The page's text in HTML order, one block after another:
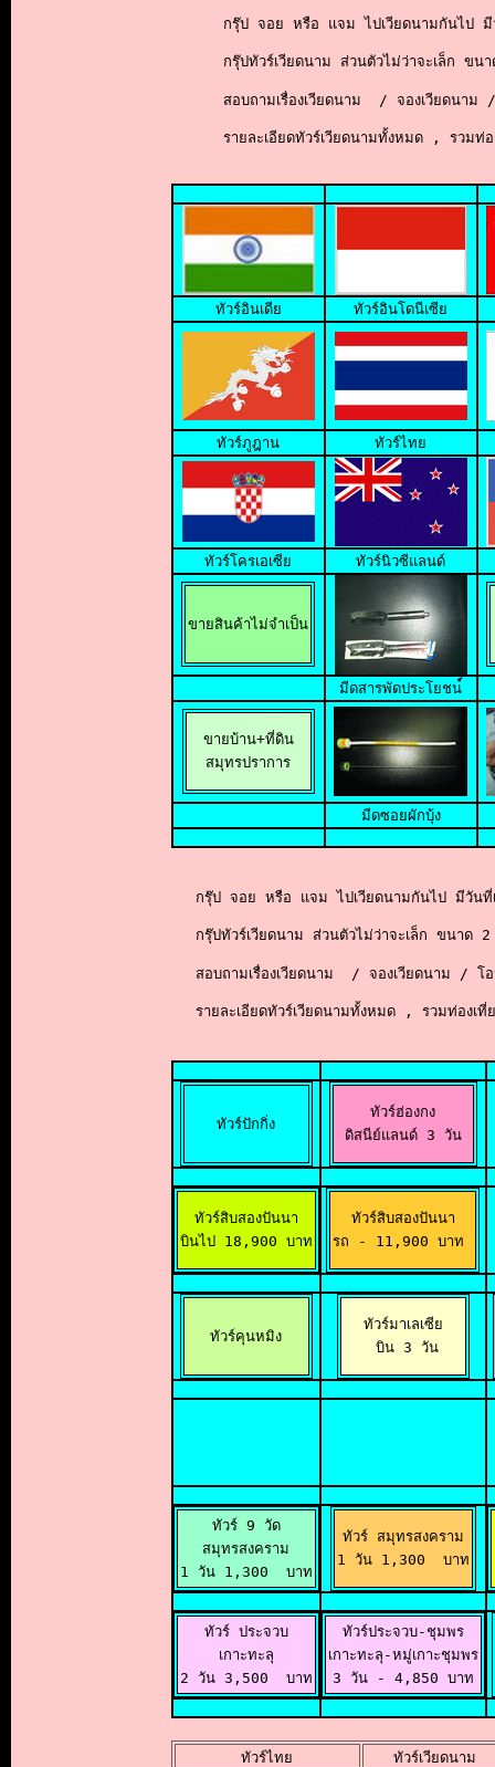
กรุ๊ป จอย หรือ แจม ไปเวียดนามกัน
กรุ๊ปทัวร์เวียดนาม ส่วนตัวไม่ว่าจะเล็ก ขนา
สอบถามเรื่องเวียดนาม  / จองเวียดนาม
รายละเอียดทัวร์เวียดนามทั้งหมด , รวม
ทัวร์อินเดีย ทัวร์อินโดนีเซีย
ทัวร์ภูฎาน ทัวร์ไทย
ทัวร์โครเอเซีย ทัวร์นิวซีแลนด์
ขายสินค้าไม่จำเป็น
มีดสารพัดประโยชน
ขายบ้าน+ที่ดิน
สมุทรปราการ
มีดซอยผักบุ้ง
กรุ๊ป จอย หรือ แจม ไปเวียดนามกันไป
กรุ๊ปทัวร์เวียดนาม ส่วนตัวไม่ว่าจะเล็ก ขนาด
สอบถามเรื่องเวียดนาม  / จองเวียดนาม / โอ
รายละเอียดทัวร์เวียดนามทั้งหมด , รวมท่อง
ทัวร์ปักกิ่ง
ทัวร์ฮ่องกง
ดิสนีย์แลนด์ 3 วัน
ทัวร์สิบสองปันนา
บินไป 18,900 บาท
ทัวร์สิบสองปันนา
รถ - 11,900 บาท
ทัวร์คุนหมิง
ทัวร์มาเลเซีย
บิน 3 วัน
ทัวร์ 9 วัด
สมุทรสงคราม
1 วัน 1,300  บาท
ทัวร์ สมุทรสงคราม
1 วัน 1,300  บาท
ทัวร์ ประจวบ
เกาะทะลุ
2 วัน 3,500  บาท
ทัวร์ประจวบ-ชุมพร
เกาะทะลุ-หมู่เกาะชุมพร
3 วัน - 4,850 บาท
ทัวร์ไทย
ทัวร์เวียดนาม